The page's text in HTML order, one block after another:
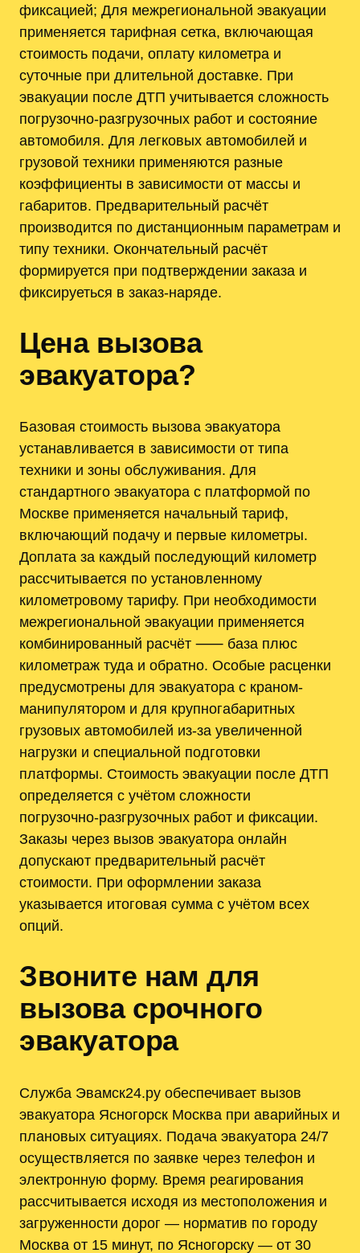
фиксацией; Для межрегиональной эвакуации
применяется тарифная сетка, включающая
стоимость подачи, оплату километра и
суточные при длительной доставке. При
эвакуации после ДТП учитывается сложность
погрузочно-разгрузочных работ и состояние
автомобиля. Для легковых автомобилей и
грузовой техники применяются разные
коэффициенты в зависимости от массы и
габаритов. Предварительный расчёт
производится по дистанционным параметрам и
типу техники. Окончательный расчёт
формируется при подтверждении заказа и
фиксируеться в заказ-наряде.
Цена вызова
эвакуатора?
Базовая стоимость вызова эвакуатора
устанавливается в зависимости от типа
техники и зоны обслуживания. Для
стандартного эвакуатора с платформой по
Москве применяется начальный тариф,
включающий подачу и первые километры.
Доплата за каждый последующий километр
рассчитывается по установленному
километровому тарифу. При необходимости
межрегиональной эвакуации применяется
комбинированный расчёт ⸺ база плюс
километраж туда и обратно. Особые расценки
предусмотрены для эвакуатора с краном-
манипулятором и для крупногабаритных
грузовых автомобилей из‑за увеличенной
нагрузки и специальной подготовки
платформы. Стоимость эвакуации после ДТП
определяется с учётом сложности
погрузочно‑разгрузочных работ и фиксации.
Заказы через вызов эвакуатора онлайн
допускают предварительный расчёт
стоимости. При оформлении заказа
указывается итоговая сумма с учётом всех
опций.
Звоните нам для
вызова срочного
эвакуатора
Служба Эвамск24.ру обеспечивает вызов
эвакуатора Ясногорск Москва при аварийных и
плановых ситуациях. Подача эвакуатора 24/7
осуществляется по заявке через телефон и
электронную форму. Время реагирования
рассчитывается исходя из местоположения и
загруженности дорог — норматив по городу
Москва от 15 минут, по Ясногорску — от 30